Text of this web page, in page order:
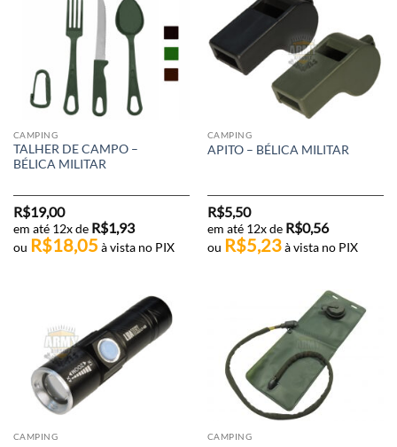
CAMPING
TALHER DE CAMPO –
BÉLICA MILITAR
R$19,00
em até 12x de R$1,93
ou R$18,05 à vista no PIX
CAMPING
APITO – BÉLICA MILITAR
R$5,50
em até 12x de R$0,56
ou R$5,23 à vista no PIX
CAMPING CAMPING